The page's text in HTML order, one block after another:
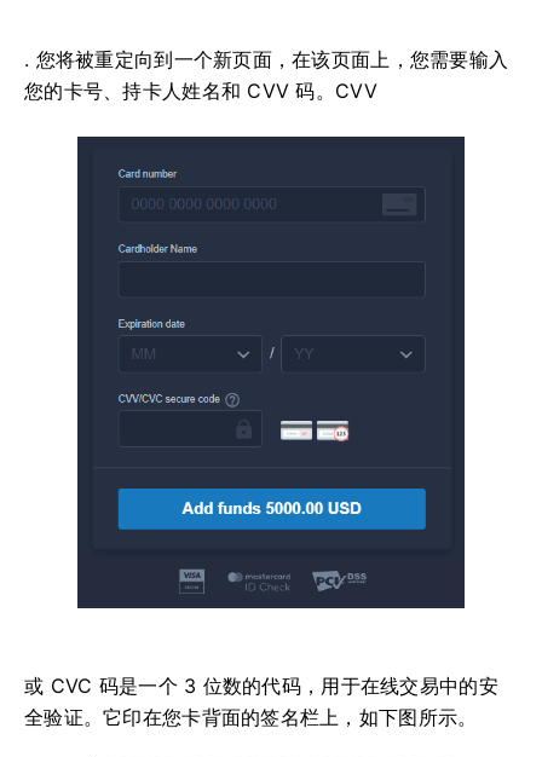
. 您将被重定向到一个新页面，在该页面上，您需要输入
您的卡号、持卡人姓名和 CVV 码。CVV
或 CVC 码是一个 3 位数的代码，用于在线交易中的安
全验证。它印在您卡背面的签名栏上，如下图所示。